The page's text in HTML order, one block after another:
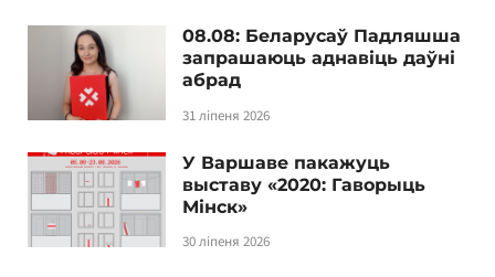
08.08: Беларусаў Падляшша
запрашаюць аднавіць даўні
абрад
31 ліпеня 2026
У Варшаве пакажуць
выставу «2020: Гаворыць
Мінск»
30 ліпеня 2026